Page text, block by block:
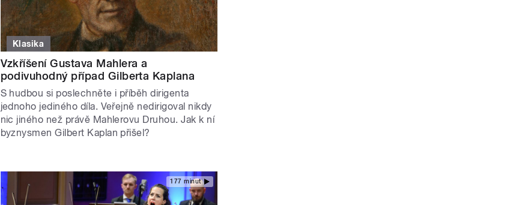
Klasika
Vzkříšení Gustava Mahlera a
podivuhodný případ Gilberta Kaplana
S hudbou si poslechněte i příběh dirigenta
jednoho jediného díla. Veřejně nedirigoval nikdy
nic jiného než právě Mahlerovu Druhou. Jak k ní
byznysmen Gilbert Kaplan přišel?
177 minut